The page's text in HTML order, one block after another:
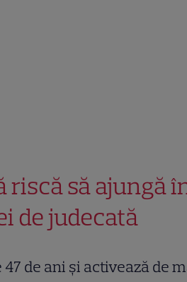
riscă să ajungă
de judecată
47 de ani și activează de